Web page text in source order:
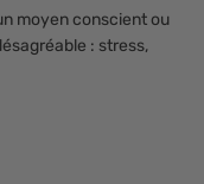
moyen conscient ou
: stress,